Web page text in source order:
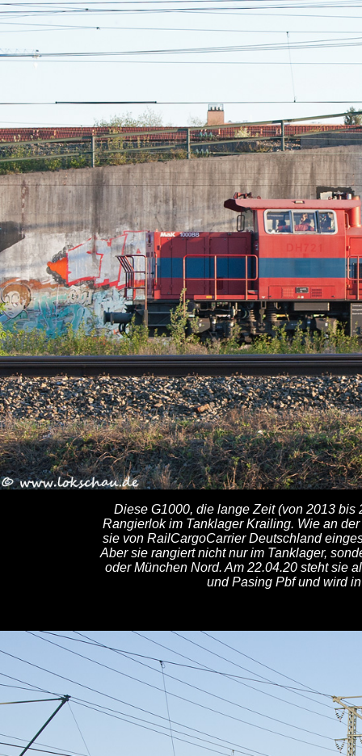
Diese G1000, die lange Zeit (von 2013
Rangierlok im Tanklager Krailing. Wie an
sie von RailCargoCarrier Deutschland
Aber sie rangiert nicht nur im Tanklager,
oder München Nord. Am 22.04.20 steht sie
und Pasing Pbf und wird